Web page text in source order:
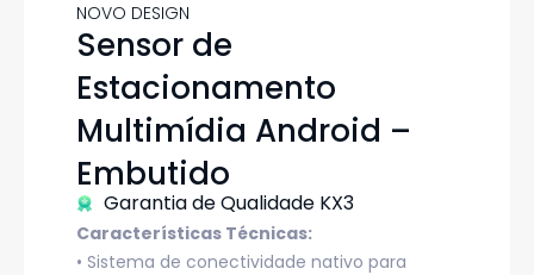
NOVO DESIGN
Sensor de
Estacionamento
Multimídia Android –
Embutido
Garantia de Qualidade KX3
Características Técnicas:
• Sistema de conectividade nativo para